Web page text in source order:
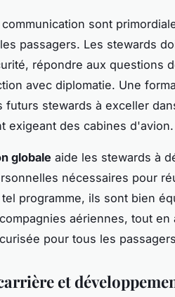
sont
passagers. Les stewards
répondre aux questions
avec diplomatie. Une
futurs stewards à exceller
exigeant des cabines d'avion.
globale aide les stewards à
nécessaires pour
programme, ils sont bien
aériennes, tout
pour tous les
et